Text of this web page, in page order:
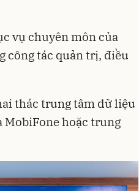
vụ chuyên môn của
công tác quản trị, điều
thác trung tâm dữ liệu
MobiFone hoặc trung